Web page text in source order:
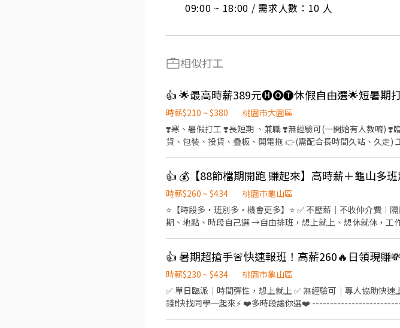
09:00 ~ 18:00 / 需求人數：10 人
相似打工
👍 🌟最高時薪389元🅗🅞🅣休假自由選🌟短暑期
時薪$210 ~ $380
桃園市大園區
❣️寒、暑假打工 ❣️長短期 、兼職 ❣️無經驗可(一開始有人教唷) ❣️臨派人員 - 僑生 ❣️外籍配偶 🌟工作內容-簡單易上手： 👉理貨、刷
貨、包裝、投貨、疊板、開電拖 👉(需配合長時間久站、久走) 工作時段/薪資： 🎉每月都有單日額外獎金🎉 📍00:00-09:00/大夜
報名請【截圖私訊】唷~~~ 🌹官方癩：@982jlqom 🌹電話：
點： 📍北倉:大園區建國路 📍國際倉:大園區國際路一段 📍水源
時薪$260 ~ $434
桃園市龜山區
⭐【時段多・班別多・機會更多】⭐ ✅ 不壓薪｜不收仲介費｜
期、地點、時段自己選 →自由排班，想上就上、想休就休，工
NT$260 📍桃園市龜山區頂湖二街66巷 ------------------------------ 🔥快來把財神接回家🔥 𝑳𝒊𝒏𝒆 𝒊𝒅📲：@174fxrus (要加@)
DAISY 電話📞：0912126817 張小姐 加入後請截圖職缺文➡️私
時薪$230 ~ $434
桃園市龜山區
✅ 單日臨派｜時間彈性，想上就上 ✅ 無經驗可｜專人協助快速上工 ✅ 可揪
錢❗️快找同學一起來⚡ ❤️多時段讓你選❤️